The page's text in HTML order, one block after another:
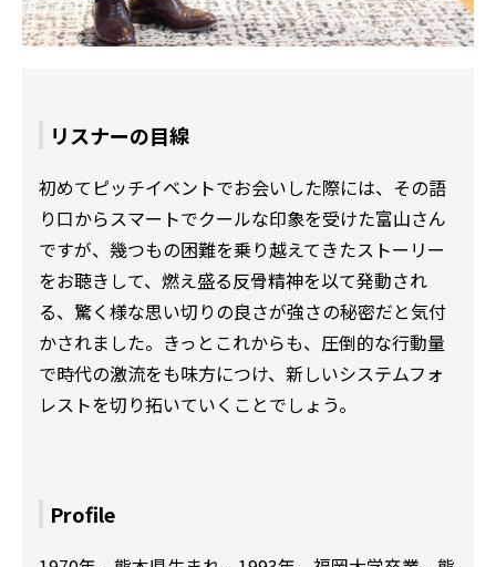
リスナーの目線
初めてピッチイベントでお会いした際には、その語
り口からスマートでクールな印象を受けた富山さん
ですが、幾つもの困難を乗り越えてきたストーリー
をお聴きして、燃え盛る反骨精神を以て発動され
る、驚く様な思い切りの良さが強さの秘密だと気付
かされました。きっとこれからも、圧倒的な行動量
で時代の激流をも味方につけ、新しいシステムフォ
レストを切り拓いていくことでしょう。
Profile